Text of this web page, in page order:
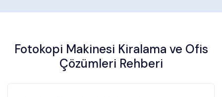
Fotokopi Makinesi Kiralama ve Ofis
Çözümleri Rehberi